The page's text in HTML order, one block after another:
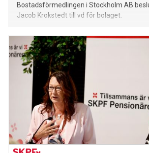
Bostadsförmedlingen i Stockholm AB
Jacob Krokstedt till vd för bolaget.